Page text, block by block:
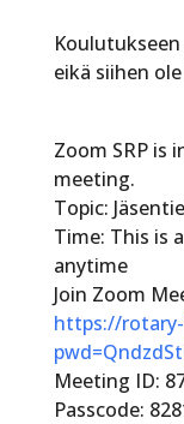
eikä siihen
Zoom SRP is
meeting.
Topic:
Time: This is
anytime
Join Zoom
https://rotary-
Meeting ID:
Passcode: